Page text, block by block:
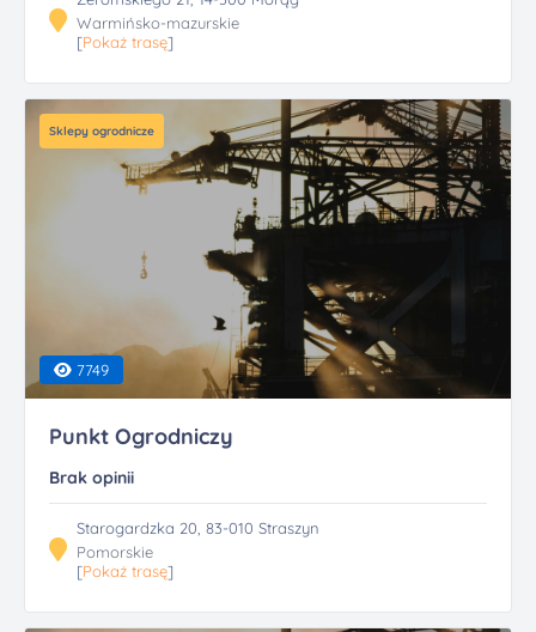
Warmińsko-mazurskie
[Pokaż trasę]
Sklepy ogrodnicze
7749
Punkt Ogrodniczy
Brak opinii
Starogardzka 20, 83-010 Straszyn
Pomorskie
[Pokaż trasę]